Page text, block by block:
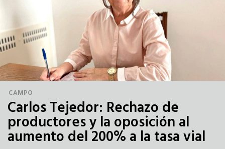
CAMPO
Carlos Tejedor: Rechazo de
productores y la oposición al
aumento del 200% a la tasa vial